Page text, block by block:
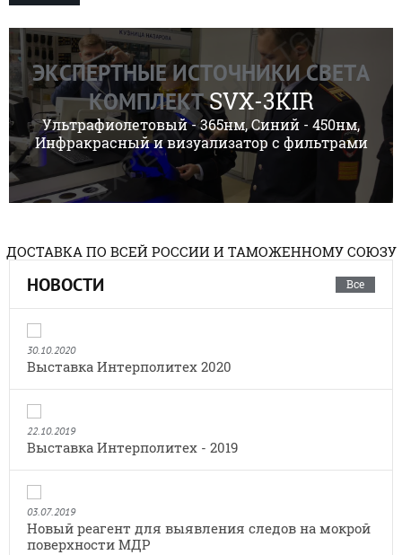
ЭКСПЕРТНЫЕ ИСТОЧНИКИ СВЕТА
КОМПЛЕКТSVX-3KIR
Ультрафиолетовый - 365нм, Синий - 450нм,
Инфракрасный и визуализатор с фильтрами
ДОСТАВКА ПО ВСЕЙ РОССИИ И ТАМОЖЕННОМУ СОЮЗУ
НОВОСТИ Все
30.10.2020
Выставка Интерполитех 2020
22.10.2019
Выставка Интерполитех - 2019
03.07.2019
Новый реагент для выявления следов на мокрой
поверхности МДР